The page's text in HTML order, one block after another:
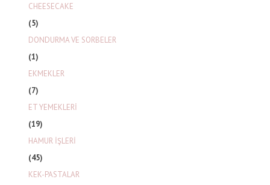
CHEESECAKE
(5)
DONDURMA VE SORBELER
(1)
EKMEKLER
(7)
ET YEMEKLERİ
(19)
HAMUR İŞLERİ
(45)
KEK-PASTALAR